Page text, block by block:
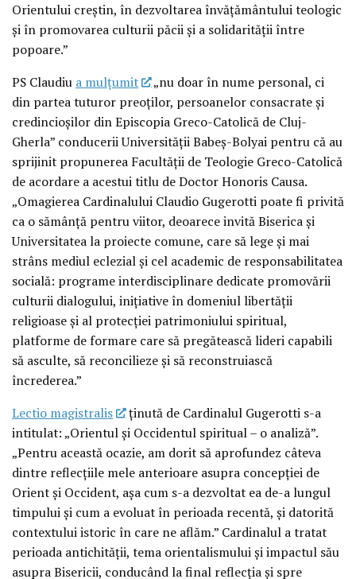
Orientului creștin, în dezvoltarea învățământului teologic
și în promovarea culturii păcii și a solidarității între
popoare.”
PS Claudiu a mulțumit
„nu doar în nume personal, ci
din partea tuturor preoților, persoanelor consacrate și
credincioșilor din Episcopia Greco-Catolică de Cluj-
Gherla” conducerii Universității Babeș-Bolyai pentru că au
sprijinit propunerea Facultății de Teologie Greco-Catolică
de acordare a acestui titlu de Doctor Honoris Causa.
„Omagierea Cardinalului Claudio Gugerotti poate fi privită
ca o sămânță pentru viitor, deoarece invită Biserica și
Universitatea la proiecte comune, care să lege și mai
strâns mediul eclezial și cel academic de responsabilitatea
socială: programe interdisciplinare dedicate promovării
culturii dialogului, inițiative în domeniul libertății
religioase și al protecției patrimoniului spiritual,
platforme de formare care să pregătească lideri capabili
să asculte, să reconcilieze și să reconstruiască
încrederea.”
Lectio magistralis
ținută de Cardinalul Gugerotti s-a
intitulat: „Orientul și Occidentul spiritual – o analiză”.
„Pentru această ocazie, am dorit să aprofundez câteva
dintre reflecțiile mele anterioare asupra concepției de
Orient și Occident, așa cum s-a dezvoltat ea de-a lungul
timpului și cum a evoluat în perioada recentă, și datorită
contextului istoric în care ne aflăm.” Cardinalul a tratat
perioada antichității, tema orientalismului și impactul său
asupra Bisericii, conducând la final reflecția și spre